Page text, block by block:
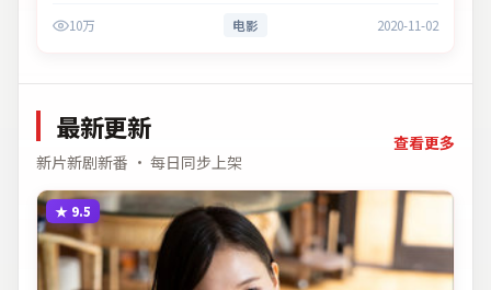
10万 电影 2020-11-02
最新更新
新片新剧新番 · 每日同步上架
查看更多
★ 9.5